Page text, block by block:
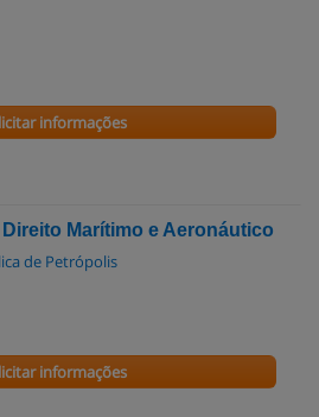
informações
Marítimo e Aeronáutico
de Petrópolis
informações